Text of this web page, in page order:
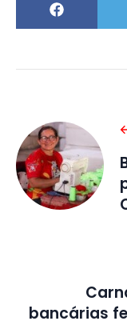
bancárias